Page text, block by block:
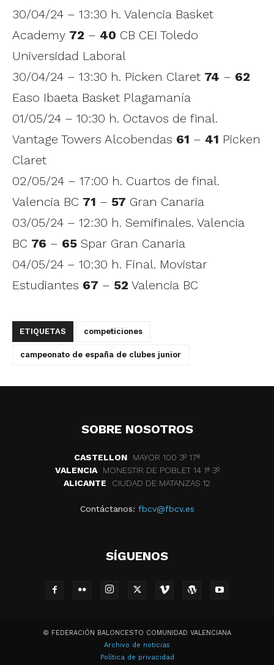
30/04/24 – 13:30 h. Valencia Basket
Academy 72 – 40 CB CEI Toledo
Universidad Laboral
30/04/24 – 13:30 h. Picken Claret 74 – 62
Easo Ibaeta Basket Plagamanía
01/05/24 – 10:30 h. Octavos de final.
Vantage Towers Alcobendas 61 – 41 Picken
Claret
02/05/24 – 17:00 h. Cuartos de final.
Valencia BC 71 – 57 Gran Canaria
03/05/24 – 12:30 h. Semifinales. Valencia
BC 76 – 65 Spar Gran Canaria
04/05/24 – 10:30 h. Final. Movistar
Estudiantes 67 – 52 Valencia BC
ETIQUETAS competiciones
campeonato de españa de clubes junior
SOBRE NOSOTROS
CASTELLON
MAYOR 100 3º 17ª
VALENCIA
MONESTIR DE POBLET 14 1ª 3º
ALICANTE
CIUDAD DE MATANZAS 12
Contáctanos: fbcv@fbcv.es
SÍGUENOS
© FEDERACIÓN BALONCESTO COMUNIDAD VALENCIANA
Archivo de noticias
Política de privacidad